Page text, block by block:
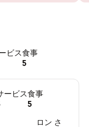
ビス食事
5
ービス食事
5
ロン さ